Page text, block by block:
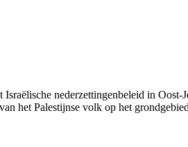
nederzettingenbeleid in
het Palestijnse volk op het